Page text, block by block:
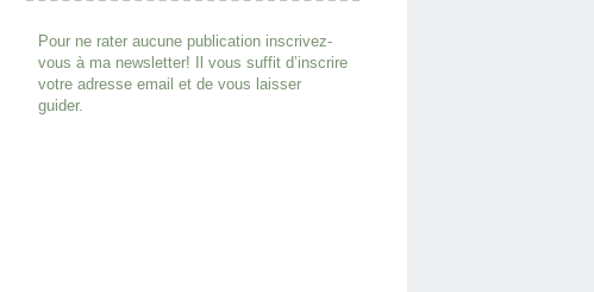
Pour ne rater aucune publication inscrivez-
vous à ma newsletter! Il vous suffit d’inscrire
votre adresse email et de vous laisser
guider.